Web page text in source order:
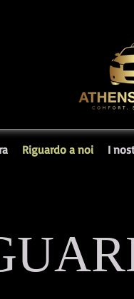
Riguardo a noi I